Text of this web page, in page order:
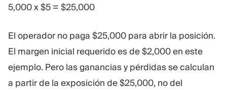
5,000 x $5 = $25,000
El operador no paga $25,000 para abrir la posición.
El margen inicial requerido es de $2,000 en este
ejemplo. Pero las ganancias y pérdidas se calculan
a partir de la exposición de $25,000, no del